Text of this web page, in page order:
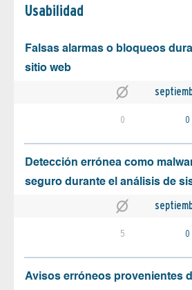
Usabilidad
Falsas alarmas o bloqueos
sitio web
0 0
Detección errónea como
seguro durante el análisis de
5 0
Avisos erróneos provenientes